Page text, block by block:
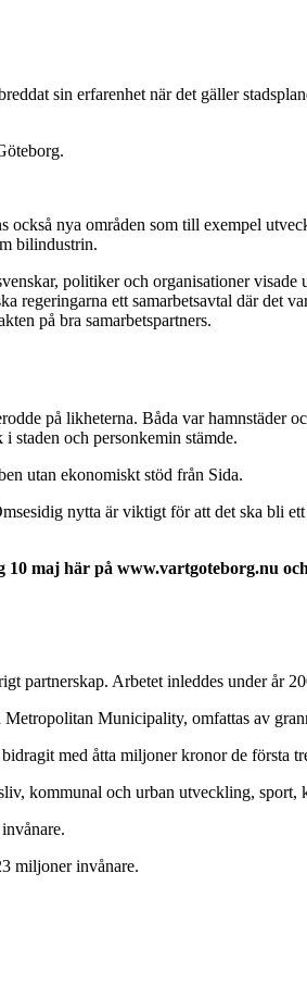
sin erfarenhet när det gäller
också nya områden som till exempel
bilindustrin.
politiker och organisationer
regeringarna ett samarbetsavtal där det
på bra samarbetspartners.
på likheterna. Båda var hamnstäder
staden och personkemin stämde.
utan ekonomiskt stöd från Sida.
nytta är viktigt för att det ska bli
maj här på www.vartgoteborg.nu
partnerskap. Arbetet inleddes under år
Municipality, omfattas av
med åtta miljoner kronor de första
kommunal och urban utveckling, sport,
miljoner invånare.